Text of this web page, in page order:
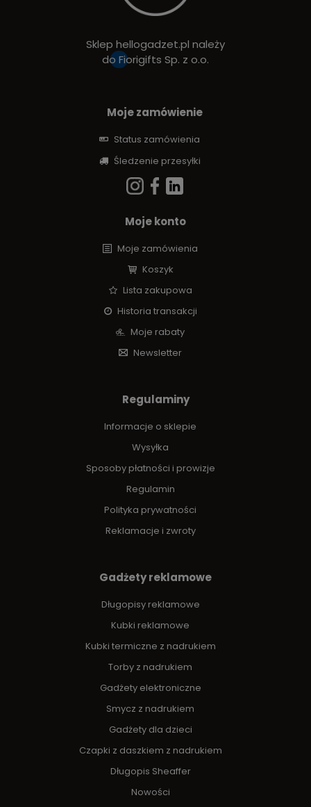
Sklep hellogadzet.pl należy
do Fiorigifts Sp. z o.o.
Moje zamówienie
Status zamówienia
Śledzenie przesyłki
Moje konto
Moje zamówienia
Koszyk
Lista zakupowa
Historia transakcji
Moje rabaty
Newsletter
Regulaminy
Informacje o sklepie
Wysyłka
Sposoby płatności i prowizje
Regulamin
Polityka prywatności
Reklamacje i zwroty
Gadżety reklamowe
Długopisy reklamowe
Kubki reklamowe
Kubki termiczne z nadrukiem
Torby z nadrukiem
Gadżety elektroniczne
Smycz z nadrukiem
Gadżety dla dzieci
Czapki z daszkiem z nadrukiem
Długopis Sheaffer
Nowości